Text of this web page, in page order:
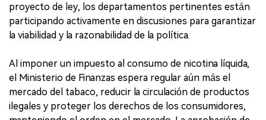
proyecto de ley, los departamentos pertinentes están
participando activamente en discusiones para garantizar
la viabilidad y la razonabilidad de la política.
Al imponer un impuesto al consumo de nicotina líquida,
el Ministerio de Finanzas espera regular aún más el
mercado del tabaco, reducir la circulación de productos
ilegales y proteger los derechos de los consumidores,